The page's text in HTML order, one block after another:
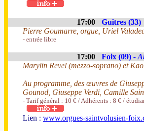
17:00
Guitres (33)
Pierre Goumarre, orgue, Uriel
- entrée libre
17:00 Foix (09) -
Marylin Revel (mezzo-soprano) et
Au programme, des œuvres de
Gounod, Giuseppe Verdi, Camille
- Tarif général : 10 € / Adhérents : 8 € /
Lien : www.orgues-saintvolusien-